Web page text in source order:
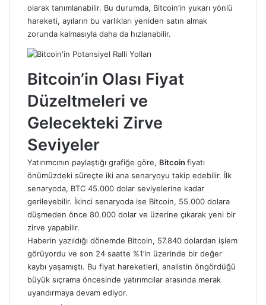
olarak tanımlanabilir. Bu durumda, Bitcoin’in yukarı yönlü
hareketi, ayıların bu varlıkları yeniden satın almak
zorunda kalmasıyla daha da hızlanabilir.
Bitcoin’in Olası Fiyat
Düzeltmeleri ve
Gelecekteki Zirve
Seviyeler
Yatırımcının paylaştığı grafiğe göre, Bitcoin fiyatı
önümüzdeki süreçte iki ana senaryoyu takip edebilir. İlk
senaryoda, BTC 45.000 dolar seviyelerine kadar
gerileyebilir. İkinci senaryoda ise Bitcoin, 55.000 dolara
düşmeden önce 80.000 dolar ve üzerine çıkarak yeni bir
zirve yapabilir.
Haberin yazıldığı dönemde Bitcoin, 57.840 dolardan işlem
görüyordu ve son 24 saatte %1’in üzerinde bir değer
kaybı yaşamıştı. Bu fiyat hareketleri, analistin öngördüğü
büyük sıçrama öncesinde yatırımcılar arasında merak
uyandırmaya devam ediyor.